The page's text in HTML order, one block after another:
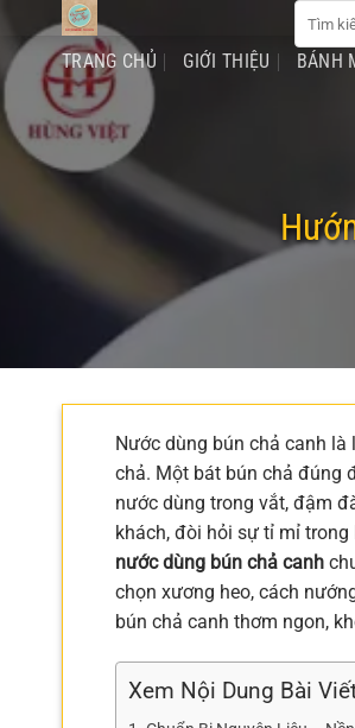
đến
nội
kiếm:
TRANG CHỦ GIỚI THIỆU BÁNH
Nước dùng bún chả canh
chả. Một bát bún chả đúng
nước dùng trong vắt, đậm
khách, đòi hỏi sự tỉ mỉ trong
nước dùng bún chả canh
chọn xương heo, cách
bún chả canh thơm ngon,
Xem Nội Dung Bài